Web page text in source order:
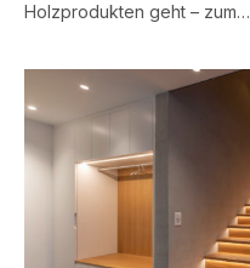
Holzprodukten geht – zum…